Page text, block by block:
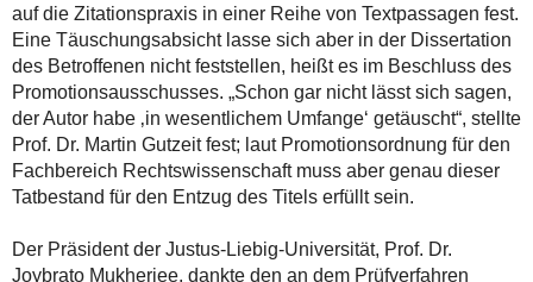
auf die Zitationspraxis in einer Reihe von Textpassagen fest.
Eine Täuschungsabsicht lasse sich aber in der Dissertation
des Betroffenen nicht feststellen, heißt es im Beschluss des
Promotionsausschusses. „Schon gar nicht lässt sich sagen,
der Autor habe ‚in wesentlichem Umfange‘ getäuscht“, stellte
Prof. Dr. Martin Gutzeit fest; laut Promotionsordnung für den
Fachbereich Rechtswissenschaft muss aber genau dieser
Tatbestand für den Entzug des Titels erfüllt sein.
Der Präsident der Justus-Liebig-Universität, Prof. Dr.
Joybrato Mukherjee, dankte den an dem Prüfverfahren